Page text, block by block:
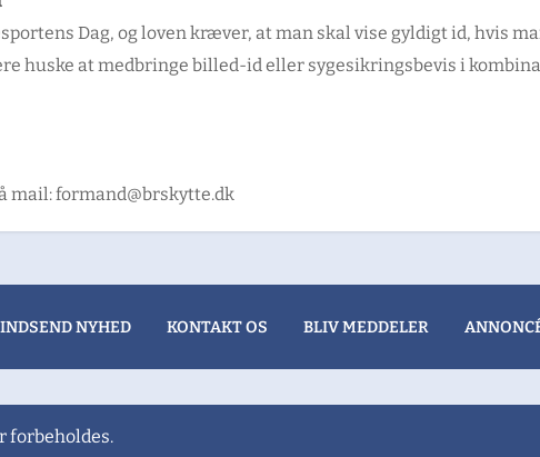
Dag, og loven kræver, at man skal vise gyldigt id, hvis
huske at medbringe billed-id eller sygesikringsbevis i
mail: formand@brskytte.dk
INDSEND NYHED KONTAKT OS BLIV MEDDELER
forbeholdes.